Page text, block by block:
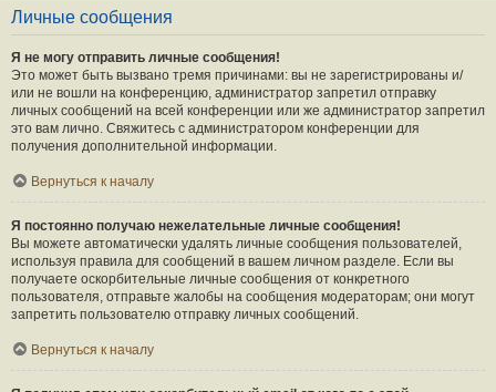
Личные сообщения
Я не могу отправить личные сообщения!
Это может быть вызвано тремя причинами: вы не зарегистрированы и/
или не вошли на конференцию, администратор запретил отправку
личных сообщений на всей конференции или же администратор запретил
это вам лично. Свяжитесь с администратором конференции для
получения дополнительной информации.
Вернуться к началу
Я постоянно получаю нежелательные личные сообщения!
Вы можете автоматически удалять личные сообщения пользователей,
используя правила для сообщений в вашем личном разделе. Если вы
получаете оскорбительные личные сообщения от конкретного
пользователя, отправьте жалобы на сообщения модераторам; они могут
запретить пользователю отправку личных сообщений.
Вернуться к началу